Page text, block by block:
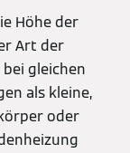
Höhe der
Art der
bei gleichen
als kleine,
oder